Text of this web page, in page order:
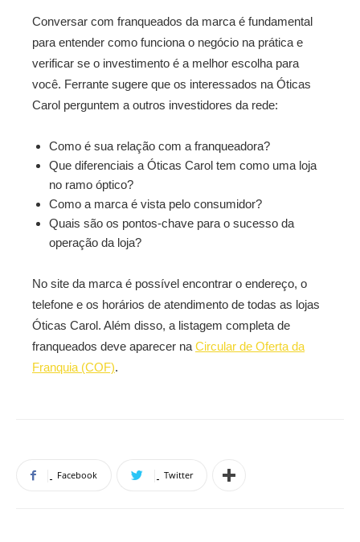
Conversar com franqueados da marca é fundamental
para entender como funciona o negócio na prática e
verificar se o investimento é a melhor escolha para
você. Ferrante sugere que os interessados na Óticas
Carol perguntem a outros investidores da rede:
Como é sua relação com a franqueadora?
Que diferenciais a Óticas Carol tem como uma loja
no ramo óptico?
Como a marca é vista pelo consumidor?
Quais são os pontos-chave para o sucesso da
operação da loja?
No site da marca é possível encontrar o endereço, o
telefone e os horários de atendimento de todas as lojas
Óticas Carol. Além disso, a listagem completa de
franqueados deve aparecer na Circular de Oferta da
Franquia (COF).
Facebook Twitter